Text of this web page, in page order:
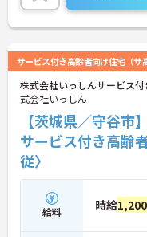
サービス付き高齢者向け住宅（サ
株式会社いっしんサービス
式会社いっしん
【茨城県／守谷
サービス付き高齢
従〉
給料 時給